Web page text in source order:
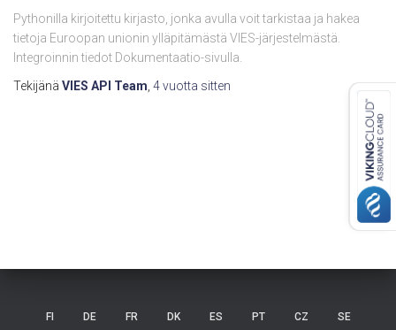
Pythonilla kirjoitettu kirjasto, jonka avulla voit tarkistaa ja hakea
tietoja Euroopan unionin ylläpitämästä VIES-järjestelmästä.
Integroinnin tiedot Dokumentaatio-sivulla.
Tekijänä VIES API Team 4 vuotta sitten
FI DE FR DK ES PT CZ SE